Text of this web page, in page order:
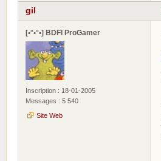
gil
[•°•°•] BDFI ProGamer
Inscription : 18-01-2005
Messages : 5 540
Site Web